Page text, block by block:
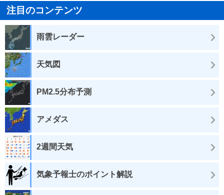
注目のコンテンツ
雨雲レーダー
天気図
PM2.5分布予測
アメダス
2週間天気
気象予報士のポイント解説